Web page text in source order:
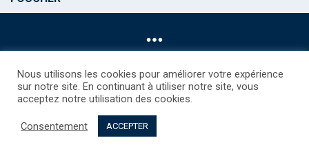
©CNRS EDITIONS 2025
Droits étrangers / Foreign rights
Nous utilisons les cookies pour améliorer votre expérience
sur notre site. En continuant à utiliser notre site, vous
acceptez notre utilisation des cookies.
Consentement ACCEPTER